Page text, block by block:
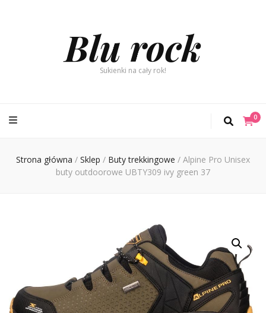
Blu rock
Sukienki na cały rok!
0
Strona główna / Sklep / Buty trekkingowe / Alpine Pro Unisex
buty outdoorowe UBTY309 ivy green 37